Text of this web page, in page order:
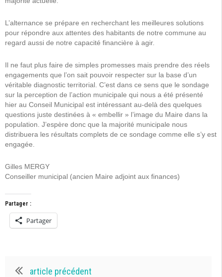
L’alternance se prépare en recherchant les meilleures solutions
pour répondre aux attentes des habitants de notre commune au
regard aussi de notre capacité financière à agir.
Il ne faut plus faire de simples promesses mais prendre des réels
engagements que l’on sait pouvoir respecter sur la base d’un
véritable diagnostic territorial. C’est dans ce sens que le sondage
sur la perception de l’action municipale qui nous a été présenté
hier au Conseil Municipal est intéressant au-delà des quelques
questions juste destinées à « embellir » l’image du Maire dans la
population. J’espère donc que la majorité municipale nous
distribuera les résultats complets de ce sondage comme elle s’y est
engagée.
Gilles MERGY
Conseiller municipal (ancien Maire adjoint aux finances)
Partager :
Partager
article précédent